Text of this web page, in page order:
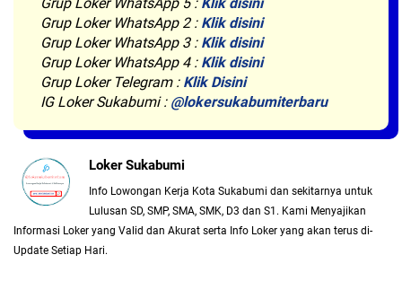
Grup Loker WhatsApp 2 : Klik disini
Grup Loker WhatsApp 3 : Klik disini
Grup Loker WhatsApp 4 : Klik disini
Grup Loker Telegram : Klik Disini
IG Loker Sukabumi : @lokersukabumiterbaru
Loker Sukabumi
Info Lowongan Kerja Kota Sukabumi dan sekitarnya untuk
Lulusan SD, SMP, SMA, SMK, D3 dan S1. Kami Menyajikan
Informasi Loker yang Valid dan Akurat serta Info Loker yang akan terus di-
Update Setiap Hari.